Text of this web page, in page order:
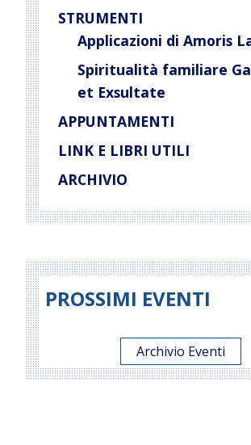
STRUMENTI
Applicazioni di Amoris
Spiritualità familiare
et Exsultate
APPUNTAMENTI
LINK E LIBRI UTILI
ARCHIVIO
PROSSIMI EVENTI
Archivio Eventi